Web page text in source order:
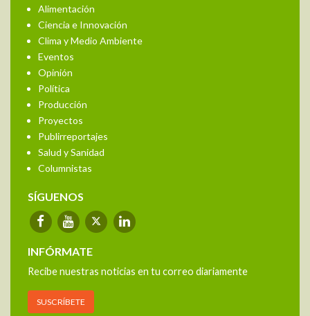
Alimentación
Ciencia e Innovación
Clima y Medio Ambiente
Eventos
Opinión
Política
Producción
Proyectos
Publirreportajes
Salud y Sanidad
Columnistas
SÍGUENOS
INFÓRMATE
Recibe nuestras noticias en tu correo diariamente
SUSCRÍBETE